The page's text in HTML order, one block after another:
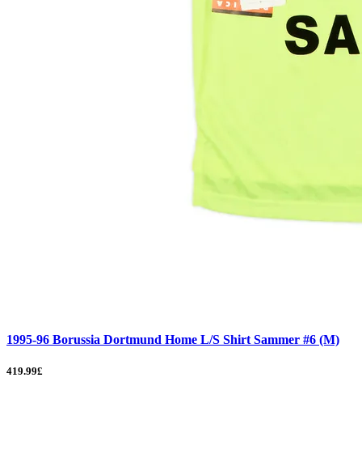
1995-96 Borussia Dortmund Home L/S Shirt Sammer #6 (M)
419.99£